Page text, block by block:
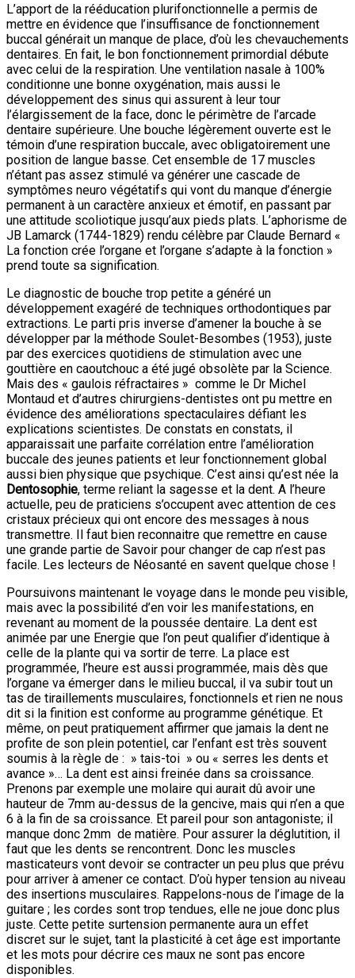
L’apport de la rééducation plurifonctionnelle a permis de
mettre en évidence que l’insuffisance de fonctionnement
buccal générait un manque de place, d’où les chevauchements
dentaires. En fait, le bon fonctionnement primordial débute
avec celui de la respiration. Une ventilation nasale à 100%
conditionne une bonne oxygénation, mais aussi le
développement des sinus qui assurent à leur tour
l’élargissement de la face, donc le périmètre de l’arcade
dentaire supérieure. Une bouche légèrement ouverte est le
témoin d’une respiration buccale, avec obligatoirement une
position de langue basse. Cet ensemble de 17 muscles
n’étant pas assez stimulé va générer une cascade de
symptômes neuro végétatifs qui vont du manque d’énergie
permanent à un caractère anxieux et émotif, en passant par
une attitude scoliotique jusqu’aux pieds plats. L’aphorisme de
JB Lamarck (1744-1829) rendu célèbre par Claude Bernard «
La fonction crée l’organe et l’organe s’adapte à la fonction »
prend toute sa signification.
Le diagnostic de bouche trop petite a généré un
développement exagéré de techniques orthodontiques par
extractions. Le parti pris inverse d’amener la bouche à se
développer par la méthode Soulet-Besombes (1953), juste
par des exercices quotidiens de stimulation avec une
gouttière en caoutchouc a été jugé obsolète par la Science.
Mais des « gaulois réfractaires » comme le Dr Michel
Montaud et d’autres chirurgiens-dentistes ont pu mettre en
évidence des améliorations spectaculaires défiant les
explications scientistes. De constats en constats, il
apparaissait une parfaite corrélation entre l’amélioration
buccale des jeunes patients et leur fonctionnement global
aussi bien physique que psychique. C’est ainsi qu’est née la
Dentosophie, terme reliant la sagesse et la dent. A l’heure
actuelle, peu de praticiens s’occupent avec attention de ces
cristaux précieux qui ont encore des messages à nous
transmettre. Il faut bien reconnaitre que remettre en cause
une grande partie de Savoir pour changer de cap n’est pas
facile. Les lecteurs de Néosanté en savent quelque chose !
Poursuivons maintenant le voyage dans le monde peu visible,
mais avec la possibilité d’en voir les manifestations, en
revenant au moment de la poussée dentaire. La dent est
animée par une Energie que l’on peut qualifier d’identique à
celle de la plante qui va sortir de terre. La place est
programmée, l’heure est aussi programmée, mais dès que
l’organe va émerger dans le milieu buccal, il va subir tout un
tas de tiraillements musculaires, fonctionnels et rien ne nous
dit si la finition est conforme au programme génétique. Et
même, on peut pratiquement affirmer que jamais la dent ne
profite de son plein potentiel, car l’enfant est très souvent
soumis à la règle de : » tais-toi » ou « serres les dents et
avance »… La dent est ainsi freinée dans sa croissance.
Prenons par exemple une molaire qui aurait dû avoir une
hauteur de 7mm au-dessus de la gencive, mais qui n’en a que
6 à la fin de sa croissance. Et pareil pour son antagoniste; il
manque donc 2mm de matière. Pour assurer la déglutition, il
faut que les dents se rencontrent. Donc les muscles
masticateurs vont devoir se contracter un peu plus que prévu
pour arriver à amener ce contact. D’où hyper tension au niveau
des insertions musculaires. Rappelons-nous de l’image de la
guitare ; les cordes sont trop tendues, elle ne joue donc plus
juste. Cette petite surtension permanente aura un effet
discret sur le sujet, tant la plasticité à cet âge est importante
et les mots pour décrire ces maux ne sont pas encore
disponibles.